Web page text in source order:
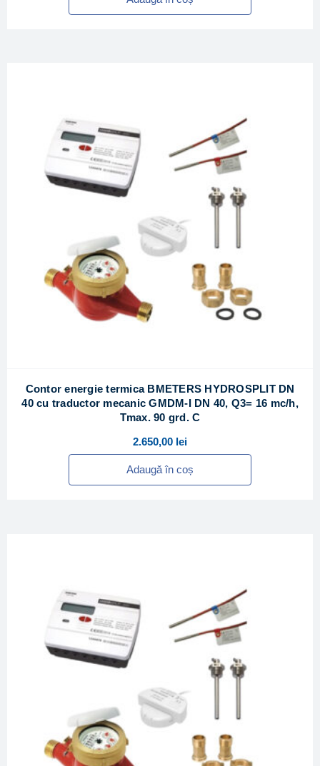
Contor energie termica BMETERS HYDROSPLIT DN
40 cu traductor mecanic GMDM-I DN 40, Q3= 16 mc/h,
Tmax. 90 grd. C
2.650,00 lei
Adaugă în coș